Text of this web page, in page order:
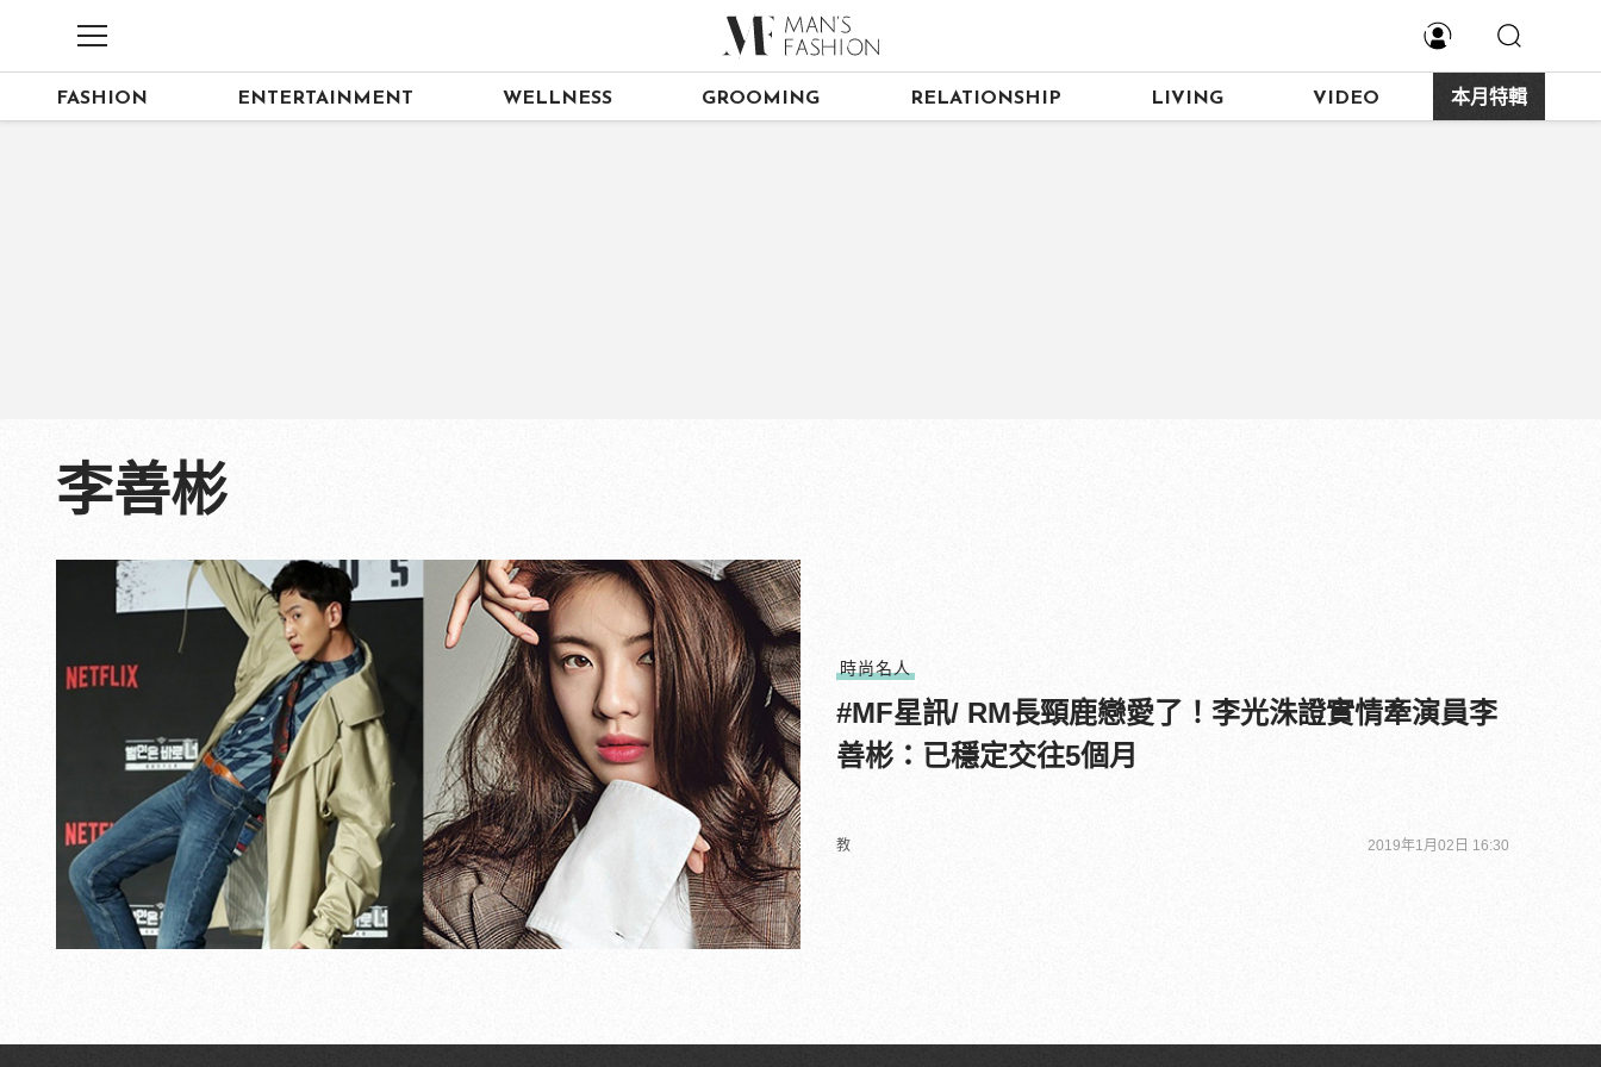
FASHION ENTERTAINMENT WELLNESS GROOMING RELATIONSHIP LIVING VIDEO 本月特輯
李善彬
時尚名人
#MF星訊/ RM長頸鹿戀愛了！李光洙證實情牽演員李
善彬：已穩定交往5個月
教 2019年1月02日 16:30